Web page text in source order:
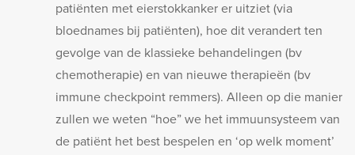
patiënten met eierstokkanker er uitziet (via
bloednames bij patiënten), hoe dit verandert ten
gevolge van de klassieke behandelingen (bv
chemotherapie) en van nieuwe therapieën (bv
immune checkpoint remmers). Alleen op die manier
zullen we weten “hoe” we het immuunsysteem van
de patiënt het best bespelen en ‘op welk moment’